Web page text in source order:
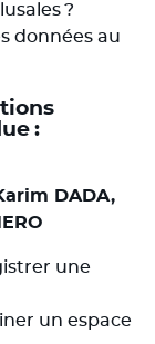
?
données au
:
DADA,
une
un espace